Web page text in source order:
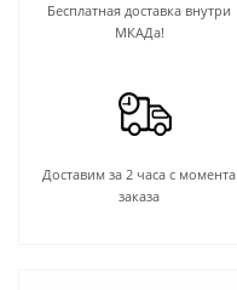
Бесплатная доставка внутри
МКАДа!
Доставим за 2 часа с момента
заказа